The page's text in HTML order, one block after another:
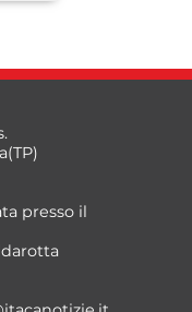
presso il